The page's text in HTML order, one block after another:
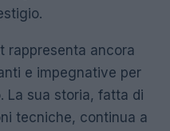
rappresenta ancora
e impegnative per
La sua storia, fatta di
tecniche, continua a